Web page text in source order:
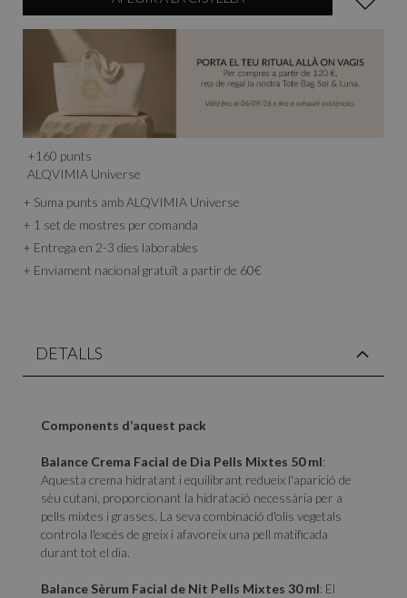
+160 punts
ALQVIMIA Universe
+ Suma punts amb ALQVIMIA Universe
+ 1 set de mostres per comanda
+ Entrega en 2-3 dies laborables
+ Enviament nacional gratuït a partir de 60€
DETALLS
Components d’aquest pack
Balance Crema Facial de Dia Pells Mixtes 50 ml:
Aquesta crema hidratant i equilibrant redueix l'aparició de
sèu cutani, proporcionant la hidratació necessària per a
pells mixtes i grasses. La seva combinació d'olis vegetals
controla l'excés de greix i afavoreix una pell matificada
durant tot el dia.
Balance Sèrum Facial de Nit Pells Mixtes 30 ml: El